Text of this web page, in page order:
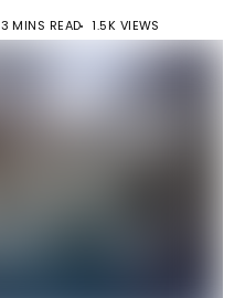
3 MINS READ 1.5K VIEWS